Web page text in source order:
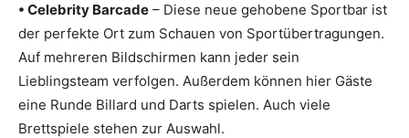
• Celebrity Barcade – Diese neue gehobene Sportbar ist
der perfekte Ort zum Schauen von Sportübertragungen.
Auf mehreren Bildschirmen kann jeder sein
Lieblingsteam verfolgen. Außerdem können hier Gäste
eine Runde Billard und Darts spielen. Auch viele
Brettspiele stehen zur Auswahl.